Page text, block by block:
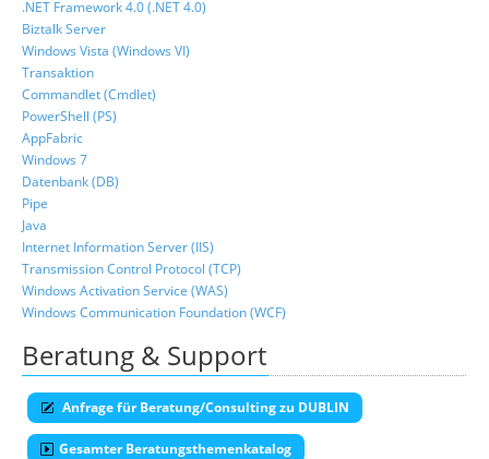
.NET Framework 4.0 (.NET 4.0)
Biztalk Server
Windows Vista (Windows VI)
Transaktion
Commandlet (Cmdlet)
PowerShell (PS)
AppFabric
Windows 7
Datenbank (DB)
Pipe
Java
Internet Information Server (IIS)
Transmission Control Protocol (TCP)
Windows Activation Service (WAS)
Windows Communication Foundation (WCF)
Beratung & Support
Anfrage für Beratung/Consulting zu DUBLIN
Gesamter Beratungsthemenkatalog